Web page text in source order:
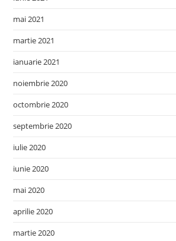
mai 2021
martie 2021
ianuarie 2021
noiembrie 2020
octombrie 2020
septembrie 2020
iulie 2020
iunie 2020
mai 2020
aprilie 2020
martie 2020